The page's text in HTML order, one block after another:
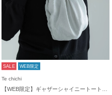
SALE WEB限定
Te chichi